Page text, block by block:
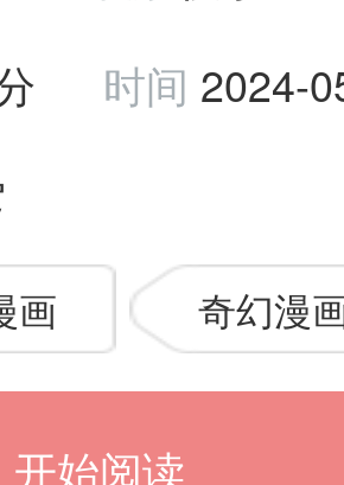
时间 2024-
画 奇幻漫
开始阅读